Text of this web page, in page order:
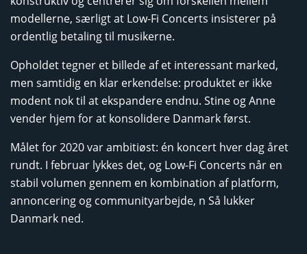
modellerne, særligt at Low-Fi Concerts insisterer på
ordentlig betaling til musikerne.
Opholdet tegner et billede af et interessant marked,
men samtidig en klar erkendelse: produktet er ikke
modent nok til at ekspandere endnu. Stine og Anne
vender hjem for at konsolidere Danmark først.
Målet for 2020 var ambitiøst: én koncert hver dag året
rundt. I februar lykkes det, og Low-Fi Concerts når en
stabil volumen gennem en kombination af platform,
annoncering og communityarbejde, n Så lukker
Danmark ned.